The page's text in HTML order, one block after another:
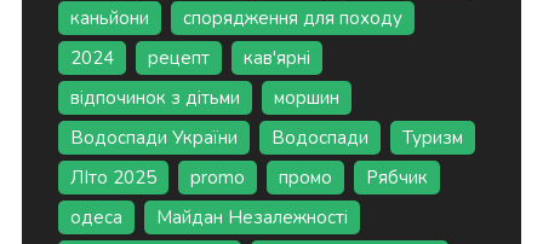
каньйони
спорядження для походу
2024
рецепт
кав'ярні
відпочинок з дітьми
моршин
Водоспади України
Водоспади
Туризм
ЛІто 2025
promo промо
Рябчик
одеса
Майдан Незалежності